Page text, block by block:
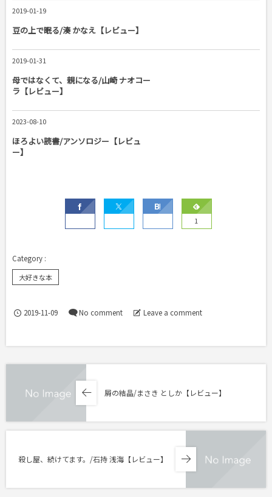
2019-01-19
豆の上で眠る/湊 かなえ【レビュー】
2019-01-31
母ではなくて、親になる/山崎 ナオコー
ラ【レビュー】
2023-08-10
ほろよい読書/アンソロジー【レビュ
ー】
1
大好きな本
2019-11-09 No comment Leave a comment
屑の結晶/まさき としか【レビュー】
殺し屋、続けてます。/石持 浅海【レビュー】